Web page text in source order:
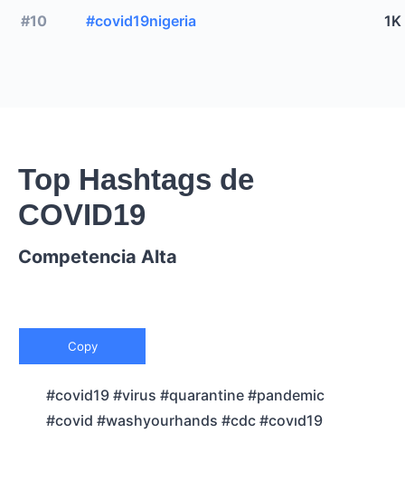
#10 #covid19nigeria 1K
Top Hashtags de
COVID19
Competencia Alta
Copy
#covid19 #virus #quarantine #pandemic
#covid #washyourhands #cdc #covıd19